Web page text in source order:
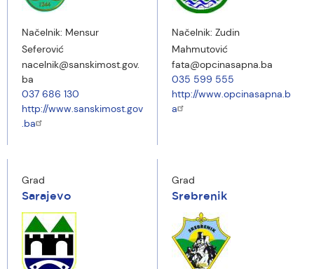
Načelnik: Mensur
Seferović
nacelnik@sanskimost.gov.
ba
037 686 130
http://www.sanskimost.gov
.ba
Načelnik: Zudin
Mahmutović
fata@opcinasapna.ba
035 599 555
http://www.opcinasapna.b
a
Grad
Sarajevo
Grad
Srebrenik